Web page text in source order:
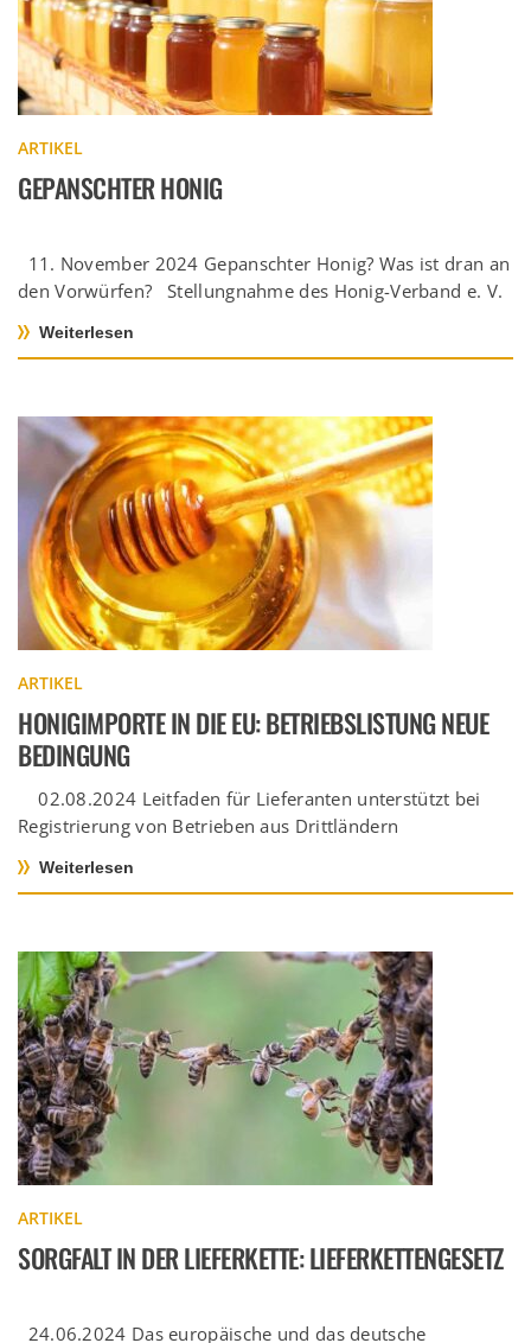
ARTIKEL
GEPANSCHTER HONIG
11. November 2024 Gepanschter Honig? Was ist dran an
den Vorwürfen? Stellungnahme des Honig-Verband e. V.
Weiterlesen
ARTIKEL
HONIGIMPORTE IN DIE EU: BETRIEBSLISTUNG NEUE
BEDINGUNG
02.08.2024 Leitfaden für Lieferanten unterstützt bei
Registrierung von Betrieben aus Drittländern
2023/2652 […]
Weiterlesen
ARTIKEL
SORGFALT IN DER LIEFERKETTE: LIEFERKETTENGESETZ
24.06.2024 Das europäische und das deutsche